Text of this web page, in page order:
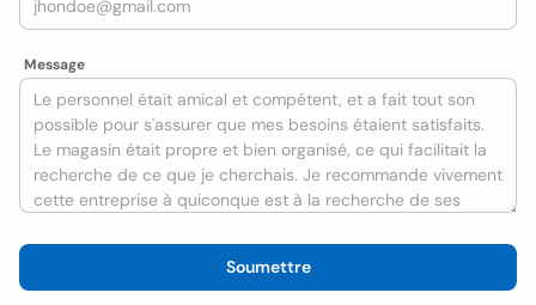
Message
Soumettre